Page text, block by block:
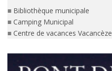
■ Bibliothèque municipale
■ Camping Municipal
■ Centre de vacances Vacancèze